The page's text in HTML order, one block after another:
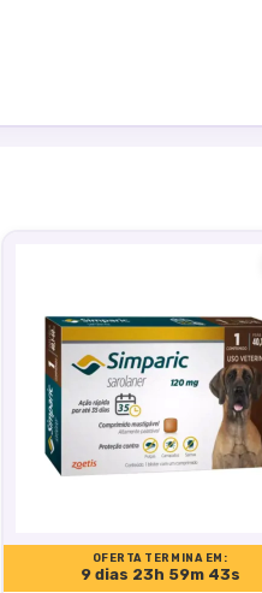
da fórmula;
OFERTA TERMINA EM:
9 dias 23h 59m 42s